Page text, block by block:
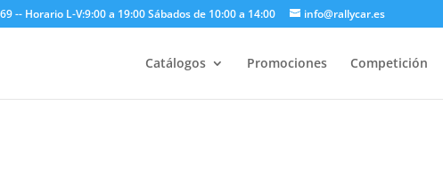
-- Horario L-V:9:00 a 19:00 Sábados de 10:00 a 14:00 info@rallycar.es
Catálogos Promociones Competición